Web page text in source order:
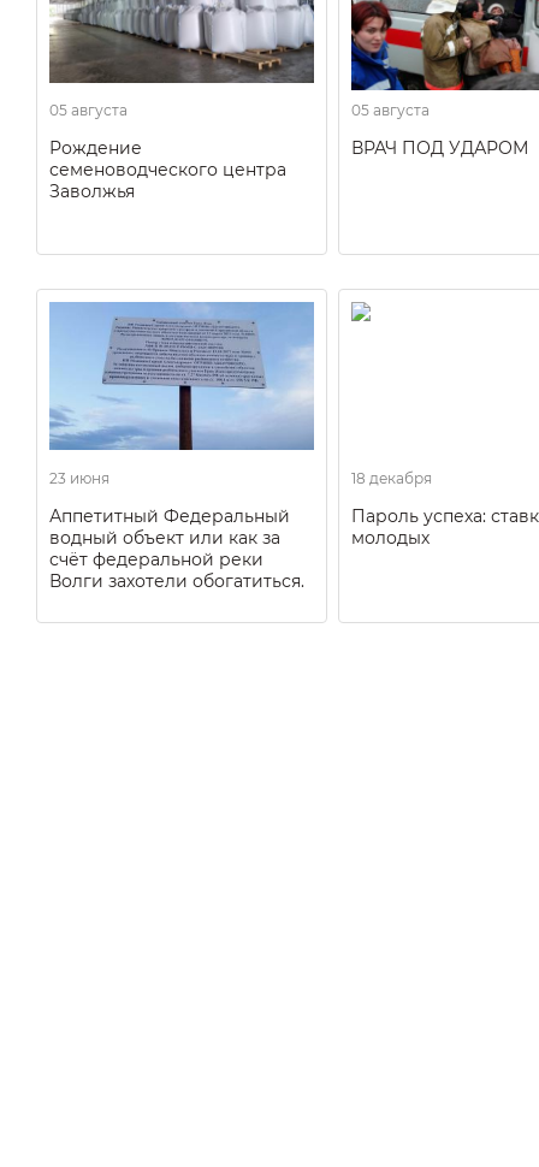
05 августа
Рождение
семеноводческого центра
Заволжья
05 августа
ВРАЧ ПОД УДАРОМ
23 июня
Аппетитный Федеральный
водный объект или как за
счёт федеральной реки
Волги захотели обогатиться.
18 декабря
Пароль успеха:
молодых